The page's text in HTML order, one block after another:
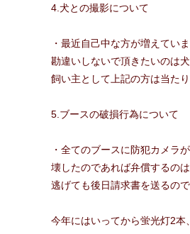
4.犬との撮影について
・最近自己中な方が増えてい
勘違いしないで頂きたいのは
飼い主として上記の方は当た
5.ブースの破損行為について
・全てのブースに防犯カメラ
壊したのであれば弁償するのは
逃げても後日請求書を送るの
今年にはいってから蛍光灯2本